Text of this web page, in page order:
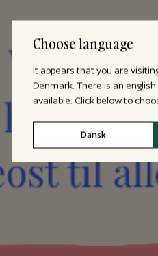
Choose language
It appears that you are
Denmark. There is an
available. Click below to
Dansk